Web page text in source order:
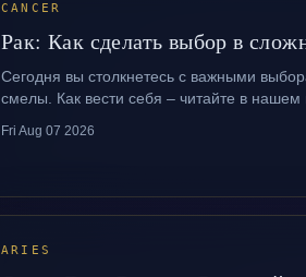
CANCER
Рак: Как сделать выбор в
Сегодня вы столкнетесь с важными
смелы. Как вести себя – читайте в нашем
Fri Aug 07 2026
ARIES